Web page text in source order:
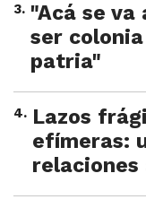
3. "Acá se
ser
patria"
4. Lazos
efímeras:
relaciones